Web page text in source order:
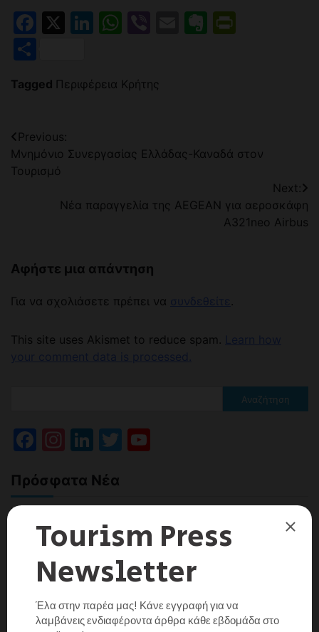
Facebook
X LinkedIn
WhatsApp
ViberEmailEvernote
Tagged Περιφέρεια Κρήτης
Πλοήγηση
άρθρων
Previous:
Μνημόνιο Συνεργασίας Ελλάδας-Καναδά στον
Τουρισμό
Next:
Νέα παραγγελία της AEGEAN για αεροσκάφη
A321neo Airbus
Αφήστε μια απάντηση
Για να σχολιάσετε πρέπει να .
This site uses Akismet to reduce spam.
Αναζήτηση
Facebook
Instagram
LinkedIn
Twitter
Πρόσφατα Νέα
Τα πρόσφατα στοιχεία της φιλοξενίας και το
όραμα του ΙΤΕΠ για την επόμενη ημέρα
και ΣΕΤΕ
Tourism Press
07/07/2026 0